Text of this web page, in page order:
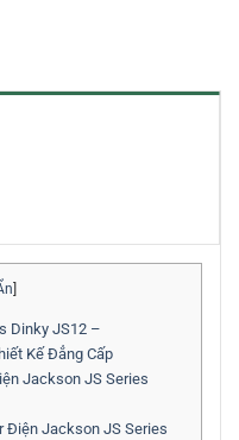
]
Dinky JS12 –
Kế Đẳng Cấp
Jackson JS Series
Điện Jackson JS Series